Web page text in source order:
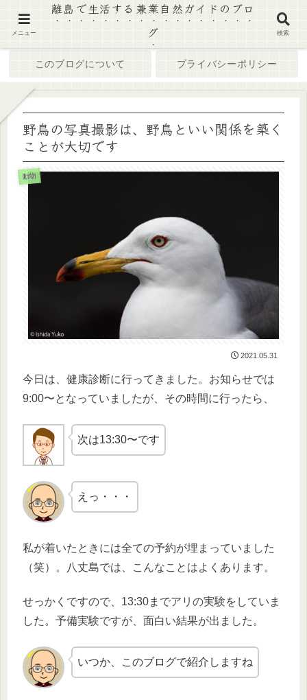
このブログについて プライバシーポリシー
野鳥の写真撮影は、野鳥といい関係を築く
ことが大切です
動物
2021.05.31
今日は、健康診断に行ってきました。お知らせでは
9:00〜となっていましたが、その時間に行ったら、
次は13:30〜です
えっ・・・
私が着いたときには全ての予約が埋まっていました
（笑）。八丈島では、こんなことはよくあります。
せっかくですので、13:30までアリの実験をしていま
した。予備実験ですが、面白い結果が出ました。
いつか、このブログで紹介しますね
メニュー
離島で生活する兼業自然ガイドのブロ
グ
検索